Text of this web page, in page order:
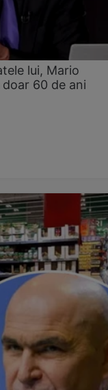
lui, Mario
60 de ani